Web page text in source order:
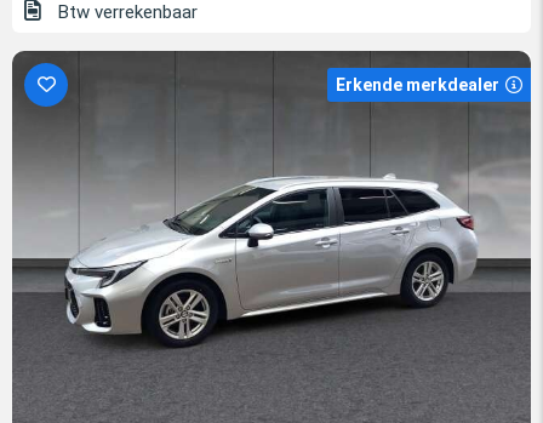
Btw verrekenbaar
Erkende merkdealer